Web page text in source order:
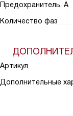
Предохранитель, А
Количество фаз
Артикул
Дополнительные